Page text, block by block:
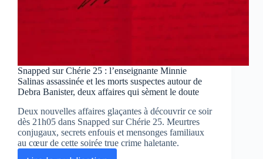
Snapped sur Chérie 25 : l’enseignante Minnie
Salinas assassinée et les morts suspectes autour de
Debra Banister, deux affaires qui sèment le doute
Deux nouvelles affaires glaçantes à découvrir ce soir
dès 21h05 dans Snapped sur Chérie 25. Meurtres
conjugaux, secrets enfouis et mensonges familiaux
au cœur de cette soirée true crime haletante.